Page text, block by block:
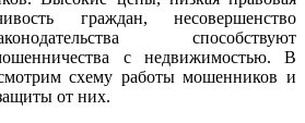
граждан, несовершенство
способствуют
с недвижимостью. В
схему работы мошенников и
от них.